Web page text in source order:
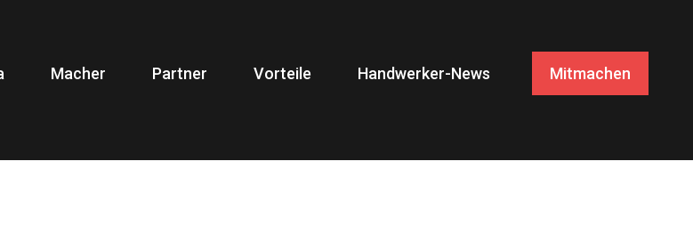
Macher Partner Vorteile Handwerker-News Mitmachen